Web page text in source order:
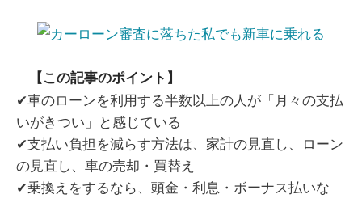
【この記事のポイント】
✔車のローンを利用する半数以上の人が「月々の支払
いがきつい」と感じている
✔支払い負担を減らす方法は、家計の見直し、ローン
の見直し、車の売却・買替え
✔乗換えをするなら、頭金・利息・ボーナス払いな